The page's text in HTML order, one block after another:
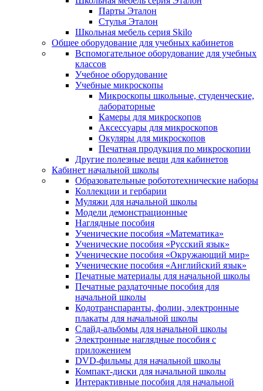
Парты Эталон
Стулья Эталон
Школьная мебель серия Skilo
Общее оборудование для учебных кабинетов
Вспомогательное оборудование для учебных
классов
Учебное оборудование
Учебные микроскопы
Микроскопы школьные, студенческие,
лабораторные
Камеры для микроскопов
Аксессуары для микроскопов
Окуляры для микроскопов
Печатная продукция по микроскопии
Другие полезные вещи для кабинетов
Кабинет начальной школы
Образовательные робототехнические наборы
Коллекции и гербарии
Муляжи для начальной школы
Модели демонстрационные
Наглядные пособия
Ученические пособия «Математика»
Ученические пособия «Русский язык»
Ученические пособия «Окружающий мир»
Ученические пособия «Английский язык»
Печатные материалы для начальной школы
Печатные раздаточные пособия для
начальной школы
Кодотранспаранты, фолии, электронные
плакаты для начальной школы
Слайд-альбомы для начальной школы
Электронные наглядные пособия с
приложением
DVD-фильмы для начальной школы
Компакт-диски для начальной школы
Интерактивные пособия для начальной